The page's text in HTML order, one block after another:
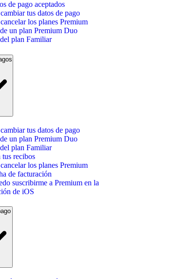
de pago aceptados
tus datos de pago
los planes Premium
un plan Premium Duo
plan Familiar
tus datos de pago
un plan Premium Duo
plan Familiar
tus recibos
los planes Premium
de facturación
suscribirme a Premium en la
de iOS